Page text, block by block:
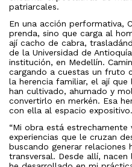
patriarcales.
En una acción performativa,
prenda, sino que carga al
ají cacho de cabra,
de la Universidad de
institución, en Medellín.
cargando a cuestas un fruto
la herencia familiar, el ají que
han cultivado, ahumado y
convertirlo en merkén. Esa
con ella al espacio expositivo.
“Mi obra está
experiencias que le cruzan
buscando generar
transversal. Desde allí,